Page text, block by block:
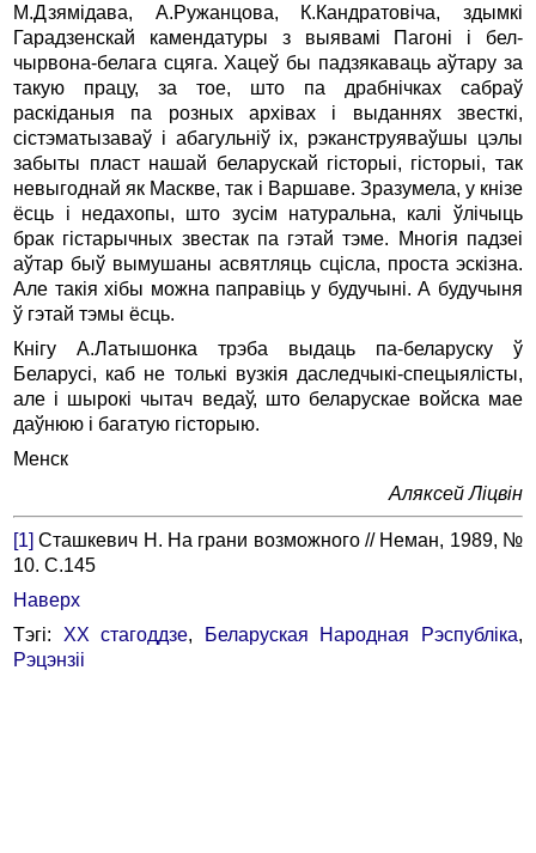
М.Дзямiдава, А.Ружанцова, К.Кандратовiча, здымкi
Гарадзенскай камендатуры з выявамi Пагонi i бел-
чырвона-белага сцяга. Хацеў бы падзякаваць аўтару за
такую працу, за тое, што па драбнiчках сабраў
раскiданыя па розных архiвах i выданнях звесткi,
сiстэматызаваў i абагульнiў iх, рэканструяваўшы цэлы
забыты пласт нашай беларускай гiсторыi, гiсторыi, так
невыгоднай як Маскве, так i Варшаве. Зразумела, у кнiзе
ёсць i недахопы, што зусiм натуральна, калi ўлiчыць
брак гiстарычных звестак па гэтай тэме. Многiя падзеi
аўтар быў вымушаны асвятляць сцiсла, проста эскiзна.
Але такiя хiбы можна паправiць у будучынi. А будучыня
ў гэтай тэмы ёсць.
Кнiгу А.Латышонка трэба выдаць па-беларуску ў
Беларусi, каб не толькi вузкiя даследчыкi-спецыялiсты,
але i шырокi чытач ведаў, што беларускае войска мае
даўнюю i багатую гiсторыю.
Менск
Аляксей Лiцвiн
[1] Сташкевич Н. На грани возможного // Неман, 1989, №
10. С.145
Наверх
Тэгі: XX стагоддзе, Беларуская Народная Рэспубліка,
Рэцэнзіі